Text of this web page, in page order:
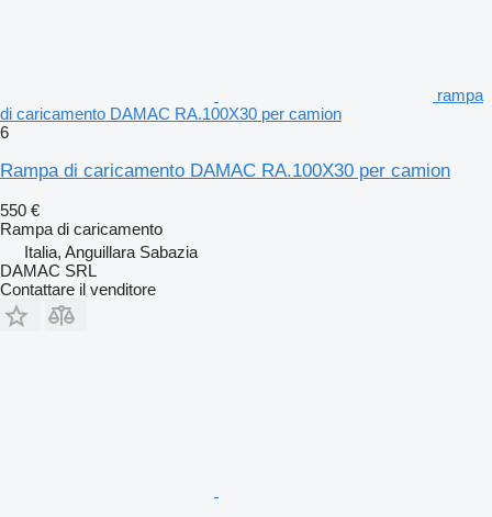
rampa
di caricamento DAMAC RA.100X30 per camion
6
Rampa di caricamento DAMAC RA.100X30 per camion
550 €
Rampa di caricamento
Italia, Anguillara Sabazia
DAMAC SRL
Contattare il venditore